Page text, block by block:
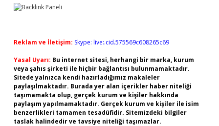
Reklam ve İletişim: Skype: live:.cid.575569c608265c69
Yasal Uyarı: Bu internet sitesi, herhangi bir marka, kurum
veya şahıs şirketi ile hiçbir bağlantısı bulunmamaktadır.
Sitede yalnızca kendi hazırladığımız makaleler
paylaşılmaktadır. Burada yer alan içerikler haber niteliği
taşımamakta olup, gerçek kurum ve kişiler hakkında
paylaşım yapılmamaktadır. Gerçek kurum ve kişiler ile isim
benzerlikleri tamamen tesadüfidir. Sitemizdeki bilgiler
taslak halindedir ve tavsiye niteliği taşımazlar.